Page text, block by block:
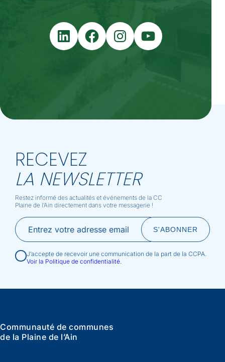
LinkedInFacebookInstagram
YouTube
RECEVEZ
LA NEWSLETTER
Restez informé des actualités et événements de la CC
Plaine de l’Ain directement dans votre messagerie !
J’accepte de recevoir une communication de la part de la CCPA.
Voir la Politique de confidentialité.
Communauté de communes
de la Plaine de l’Ain